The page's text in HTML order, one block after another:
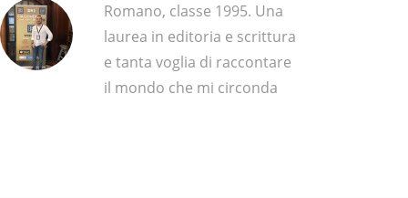
Romano, classe 1995. Una
laurea in editoria e scrittura
e tanta voglia di raccontare
il mondo che mi circonda